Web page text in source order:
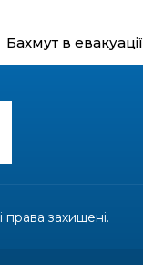
Бахмут в евакуації
захищені.